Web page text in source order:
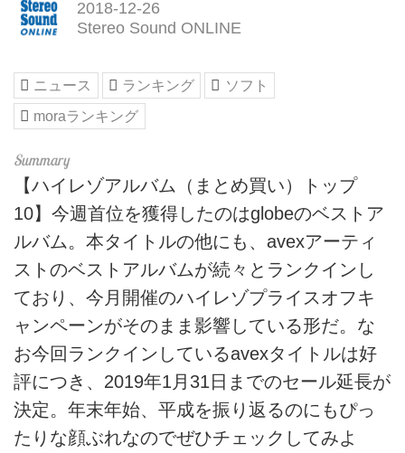
2018-12-26
Stereo Sound ONLINE
ニュース ランキング
ソフト
moraランキング
【ハイレゾアルバム（まとめ買い）トップ
10】今週首位を獲得したのはglobeのベストア
ルバム。本タイトルの他にも、avexアーティ
ストのベストアルバムが続々とランクインし
ており、今月開催のハイレゾプライスオフキ
ャンペーンがそのまま影響している形だ。な
お今回ランクインしているavexタイトルは好
評につき、2019年1月31日までのセール延長が
決定。年末年始、平成を振り返るのにもぴっ
たりな顔ぶれなのでぜひチェックしてみよ